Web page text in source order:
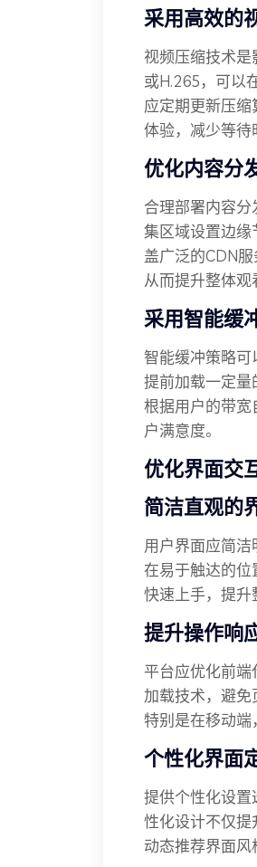
采用高效的
视频压缩技术
或H.265，可以
应定期更新压
体验，减少等待
优化内容分
合理部署内容
集区域设置边缘
盖广泛的CDN
从而提升整体观
采用智能缓
智能缓冲策略可
提前加载一定量
根据用户的带宽
户满意度。
优化界面交
简洁直观的
用户界面应简
在易于触达的位
快速上手，提升
提升操作响
平台应优化前
加载技术，避免
特别是在移动端
个性化界面
提供个性化设
性化设计不仅提
动态推荐界面风